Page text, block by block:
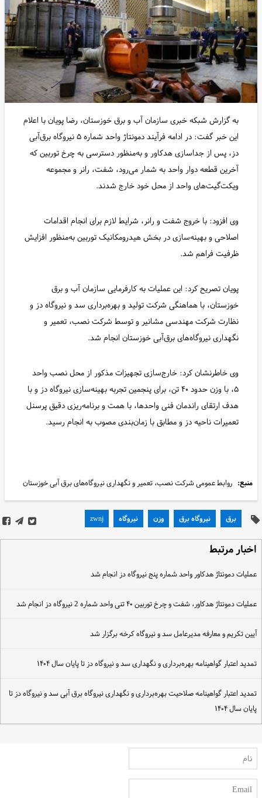
به گزارش شبکه خبری سازمان آب و برق خوزستان، رضا پویان با اعلام
این خبر گفت: در ادامه فرآیند دمونتاژ واحد شماره ۵ نیروگاه برق‌آبی
دز، پس از جداسازی هدکاور و به‌منظور دسترسی به چرخ توربین که
آخرین قطعه دوار واحد به شمار می‌رود، شفت، رانر و مجموعه
ویکت‌گیت‌های واحد از محل خود خارج شدند.
وی افزود: با خروج شفت و رانر، شرایط لازم برای انجام اقدامات
اصلاحی و بهینه‌سازی در بخش هیدرومکانیک توربین به‌منظور افزایش
ظرفیت فراهم شد.
پویان تصریح کرد: این عملیات به کارفرمایی سازمان آب و برق
خوزستان، با هماهنگی شرکت تولید و بهره‌برداری سد و نیروگاه دز و
نظارت شرکت مهندسی مشانیر و توسط شرکت نصب، تعمیر و
نگهداری نیروگاه‌های برق‌آبی خوزستان انجام شد.
وی خاطرنشان کرد: خارج‌سازی تجهیزات مذکور از محل نصب واحد
۵، با وزن حدود ۴۰ تن، برای پنجمین تجربه بهینه‌سازی نیروگاه دز و با
هدف ارتقای راندمان فنی واحدها، با همت و برنامه‌ریزی دقیق پرسنل
تعمیرات ناحیه دز و مطابق با زمان‌بندی مصوب به انجام رسید.
منبع: روابط عمومی شرکت نصب، تعمیر و نگهداری نیروگاه‌های برق آبی خوزستان
برق نیروگاه برق وزن نیروگاه zwnj
اخبار مرتبط
عملیات دمونتاژ هدکاور واحد شماره پنج نیروگاه دز انجام شد
عملیات دمونتاژ هدکاور، شفت و چرخ توربین ۴۰ تنی واحد شماره 2 نیروگاه دز انجام شد
آیین تکریم و معارفه مدیرعامل سد و نیروگاه کرخه برگزار شد
تمدید اعتبار گواهینامه بهره‌برداری و نگهداری سد و نیروگاه دز تا پایان سال ۱۴۰۴
تمدید اعتبار گواهینامه صلاحیت بهره‌برداری و نگهداری نیروگاه‌ برق آبی سد و نیروگاه دز تا
پایان سال ۱۴۰۴